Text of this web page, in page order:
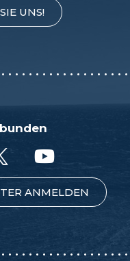
UNS!
ANMELDEN